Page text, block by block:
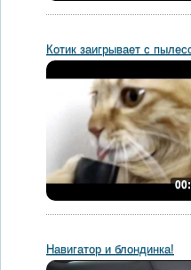
Котик заигрывает с
Навигатор и блондинка!